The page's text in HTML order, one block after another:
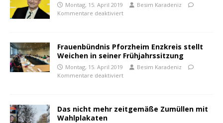
Montag, 15. April 2019
Besim Karadeniz
Kommentare deaktiviert
Frauenbündnis Pforzheim Enzkreis stellt
Weichen in seiner Frühjahrssitzung
Montag, 15. April 2019
Besim Karadeniz
Kommentare deaktiviert
Das nicht mehr zeitgemäße Zumüllen mit
Wahlplakaten